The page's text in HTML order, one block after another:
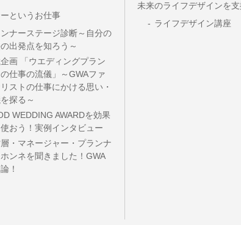
というお仕事
ナーステージ診断～自分の
出発点を知ろう～
画 「ウエディングプラン
仕事の流儀」～GWAファ
ストの仕事にかける思い・
探る～
WEDDING AWARDを効果
おう！実例インタビュー
・マネージャー・プランナ
ンネを聞きました！GWA
！
未来のライフデザインを支
ライフデザイン講座